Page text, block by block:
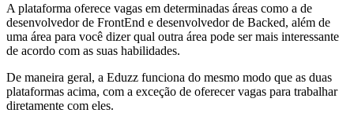
A plataforma oferece vagas em determinadas áreas como a de
desenvolvedor de FrontEnd e desenvolvedor de Backed, além de
uma área para você dizer qual outra área pode ser mais interessante
de acordo com as suas habilidades.
De maneira geral, a Eduzz funciona do mesmo modo que as duas
plataformas acima, com a exceção de oferecer vagas para trabalhar
diretamente com eles.